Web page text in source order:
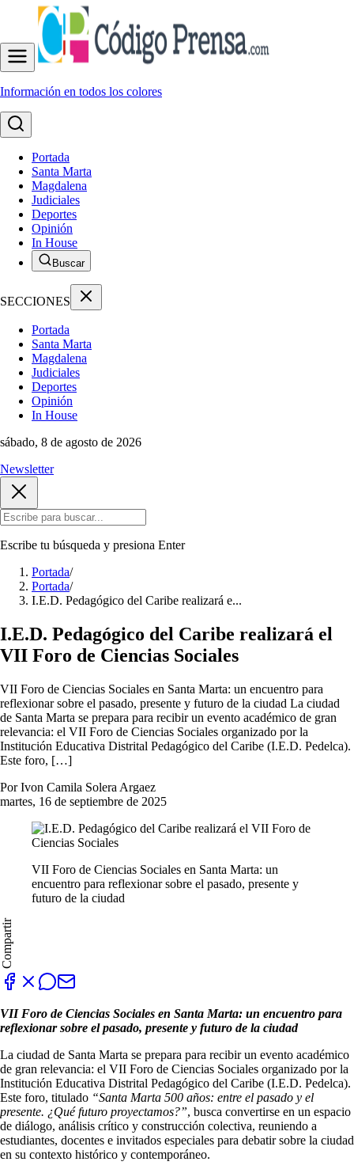
Información en todos los colores
Portada
Santa Marta
Magdalena
Judiciales
Deportes
Opinión
In House
Buscar
SECCIONES
Portada
Santa Marta
Magdalena
Judiciales
Deportes
Opinión
In House
sábado, 8 de agosto de 2026
Newsletter
Escribe tu búsqueda y presiona Enter
Portada/
Portada/
I.E.D. Pedagógico del Caribe realizará e...
I.E.D. Pedagógico del Caribe realizará el
VII Foro de Ciencias Sociales
VII Foro de Ciencias Sociales en Santa Marta: un encuentro para
reflexionar sobre el pasado, presente y futuro de la ciudad La ciudad
de Santa Marta se prepara para recibir un evento académico de gran
relevancia: el VII Foro de Ciencias Sociales organizado por la
Institución Educativa Distrital Pedagógico del Caribe (I.E.D. Pedelca).
Este foro, […]
Por Ivon Camila Solera Argaez
martes, 16 de septiembre de 2025
VII Foro de Ciencias Sociales en Santa Marta: un
encuentro para reflexionar sobre el pasado, presente y
futuro de la ciudad
Compartir
VII Foro de Ciencias Sociales en Santa Marta: un encuentro para
reflexionar sobre el pasado, presente y futuro de la ciudad
La ciudad de Santa Marta se prepara para recibir un evento académico
de gran relevancia: el VII Foro de Ciencias Sociales organizado por la
Institución Educativa Distrital Pedagógico del Caribe (I.E.D. Pedelca).
Este foro, titulado “Santa Marta 500 años: entre el pasado y el
presente. ¿Qué futuro proyectamos?”, busca convertirse en un espacio
de diálogo, análisis crítico y construcción colectiva, reuniendo a
estudiantes, docentes e invitados especiales para debatir sobre la ciudad
en su contexto histórico y contemporáneo.